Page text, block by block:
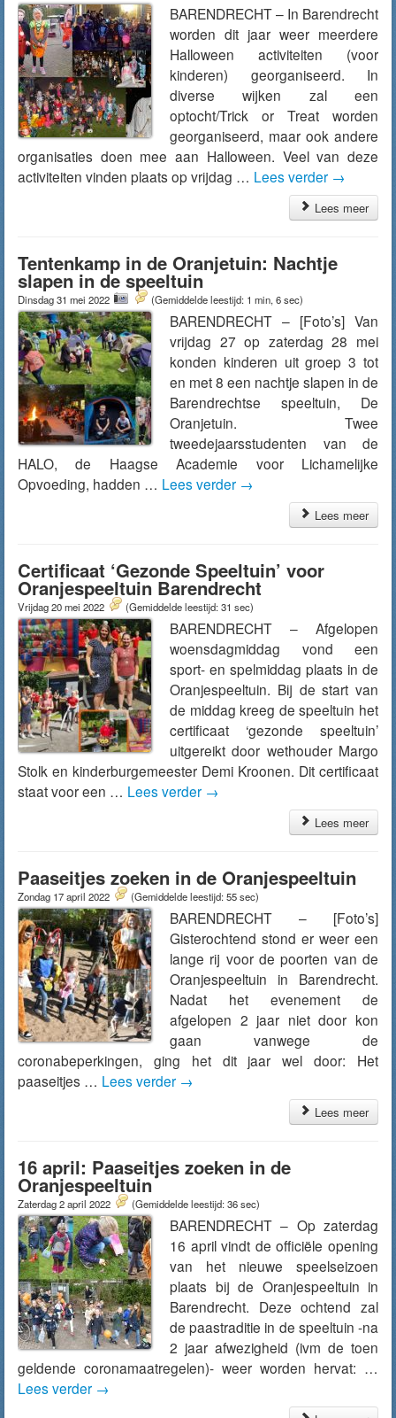
BARENDRECHT – In Barendrecht
worden dit jaar weer meerdere
Halloween activiteiten (voor
kinderen) georganiseerd. In
diverse wijken zal een
optocht/Trick or Treat worden
georganiseerd, maar ook andere
organisaties doen mee aan Halloween. Veel van deze
activiteiten vinden plaats op vrijdag … Lees verder →
Lees meer
Tentenkamp in de Oranjetuin: Nachtje
slapen in de speeltuin
Dinsdag 31 mei 2022 (Gemiddelde leestijd: 1 min, 6 sec)
BARENDRECHT – [Foto’s] Van
vrijdag 27 op zaterdag 28 mei
konden kinderen uit groep 3 tot
en met 8 een nachtje slapen in de
Barendrechtse speeltuin, De
Oranjetuin. Twee
tweedejaarsstudenten van de
HALO, de Haagse Academie voor Lichamelijke
Opvoeding, hadden … Lees verder →
Lees meer
Certificaat ‘Gezonde Speeltuin’ voor
Oranjespeeltuin Barendrecht
Vrijdag 20 mei 2022 (Gemiddelde leestijd: 31 sec)
BARENDRECHT – Afgelopen
woensdagmiddag vond een
sport- en spelmiddag plaats in de
Oranjespeeltuin. Bij de start van
de middag kreeg de speeltuin het
certificaat ‘gezonde speeltuin’
uitgereikt door wethouder Margo
Stolk en kinderburgemeester Demi Kroonen. Dit certificaat
staat voor een … Lees verder →
Lees meer
Paaseitjes zoeken in de Oranjespeeltuin
Zondag 17 april 2022 (Gemiddelde leestijd: 55 sec)
BARENDRECHT – [Foto’s]
Gisterochtend stond er weer een
lange rij voor de poorten van de
Oranjespeeltuin in Barendrecht.
Nadat het evenement de
afgelopen 2 jaar niet door kon
gaan vanwege de
coronabeperkingen, ging het dit jaar wel door: Het
paaseitjes … Lees verder →
Lees meer
16 april: Paaseitjes zoeken in de
Oranjespeeltuin
Zaterdag 2 april 2022 (Gemiddelde leestijd: 36 sec)
BARENDRECHT – Op zaterdag
16 april vindt de officiële opening
van het nieuwe speelseizoen
plaats bij de Oranjespeeltuin in
Barendrecht. Deze ochtend zal
de paastraditie in de speeltuin -na
2 jaar afwezigheid (ivm de toen
geldende coronamaatregelen)- weer worden hervat: …
Lees verder →